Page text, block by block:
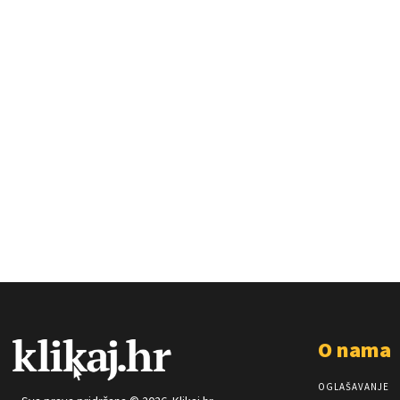
O nama
OGLAŠAVANJE